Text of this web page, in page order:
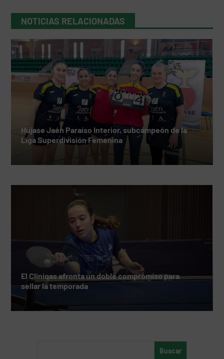
NOTICIAS RELACIONADAS
Hujase Jaén Paraíso Interior, subcampeón de la
Liga Superdivisión Femenina
El Cliniqas afronta un doble compromiso para
sellar la temporada